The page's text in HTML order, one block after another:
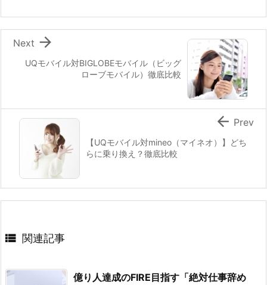
UQモバイル対BIGLOBEモバイル（ビッグ
ローブモバイル）徹底比較

Next
【UQモバイル対mineo（マイネオ）】どち
らに乗り換え？徹底比較
 Prev
 関連記事
億り人達成のFIRE目指す「絶対仕事辞め